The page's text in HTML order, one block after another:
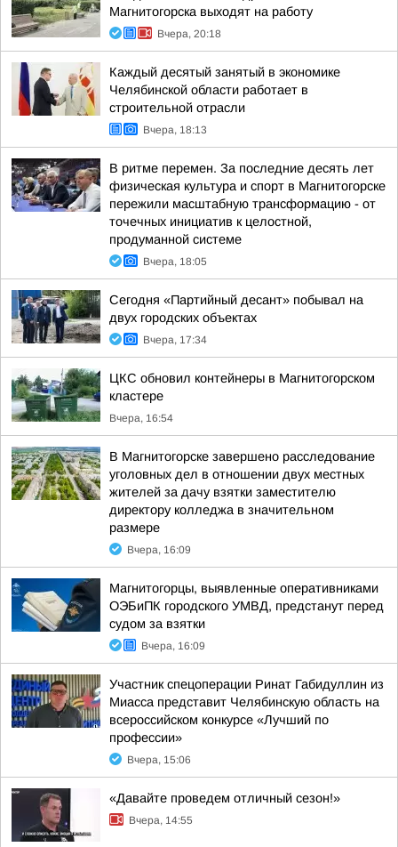
Магнитогорска выходят на работу
Вчера, 20:18
Каждый десятый занятый в экономике
Челябинской области работает в
строительной отрасли
Вчера, 18:13
В ритме перемен. За последние десять лет
физическая культура и спорт в Магнитогорске
пережили масштабную трансформацию - от
точечных инициатив к целостной,
продуманной системе
Вчера, 18:05
Сегодня «Партийный десант» побывал на
двух городских объектах
Вчера, 17:34
ЦКС обновил контейнеры в Магнитогорском
кластере
Вчера, 16:54
В Магнитогорске завершено расследование
уголовных дел в отношении двух местных
жителей за дачу взятки заместителю
директору колледжа в значительном
размере
Вчера, 16:09
Магнитогорцы, выявленные оперативниками
ОЭБиПК городского УМВД, предстанут перед
судом за взятки
Вчера, 16:09
Участник спецоперации Ринат Габидуллин из
Миасса представит Челябинскую область на
всероссийском конкурсе «Лучший по
профессии»
Вчера, 15:06
«Давайте проведем отличный сезон!»
Вчера, 14:55